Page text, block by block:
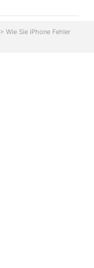
> Wie Sie iPhone Fehler